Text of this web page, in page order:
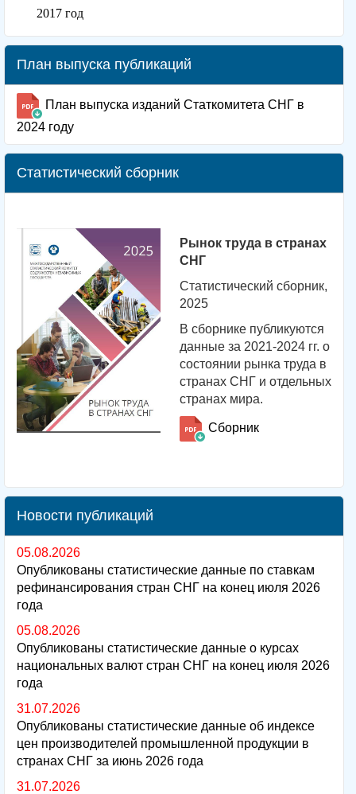
2017 год
План выпуска публикаций
План выпуска изданий Статкомитета СНГ в
2024 году
Статистический сборник
Рынок труда в странах
СНГ
Статистический сборник,
2025
В сборнике публикуются
данные за 2021-2024 гг. о
состоянии рынка труда в
странах СНГ и отдельных
странах мира.
Сборник
Новости публикаций
05.08.2026
Опубликованы статистические данные по ставкам
рефинансирования стран СНГ на конец июля 2026
года
05.08.2026
Опубликованы статистические данные о курсах
национальных валют стран СНГ на конец июля 2026
года
31.07.2026
Опубликованы статистические данные об индексе
цен производителей промышленной продукции в
странах СНГ за июнь 2026 года
31.07.2026